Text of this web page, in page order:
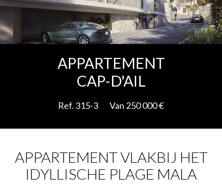
APPARTEMENT
CAP-D'AIL
Ref. 315-3 Van 250 000 €
APPARTEMENT VLAKBIJ HET
IDYLLISCHE PLAGE MALA